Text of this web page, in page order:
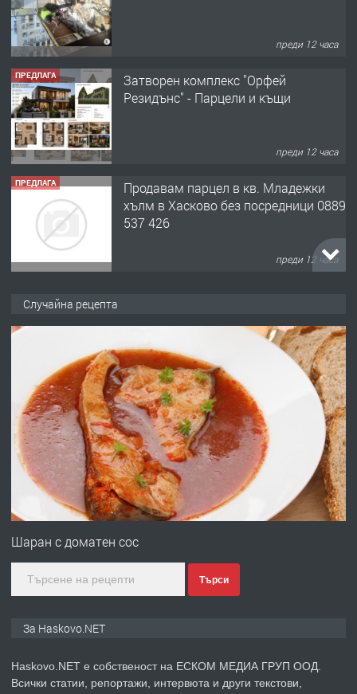
преди 12 часа
ПРЕДЛАГА
Затворен комплекс "Орфей
Резидънс" - Парцели и къщи
преди 12 часа
ПРЕДЛАГА
Продавам парцел в кв. Младежки
хълм в Хасково без посредници 0889
537 426
преди 12 часа
преди 12 часа
ПРЕДЛАГА Под НАЕМ двустаен Орфей
преди 3 дни
ПРЕДЛАГА
Нов апартамент на ул. Липа до
преди 4 дни
Случайна рецепта
Шаран с доматен сос
Търси
За Haskovo.NET
Haskovo.NET е собственост на ЕСКОМ МЕДИА ГРУП ООД.
Всички статии, репортажи, интервюта и други текстови,